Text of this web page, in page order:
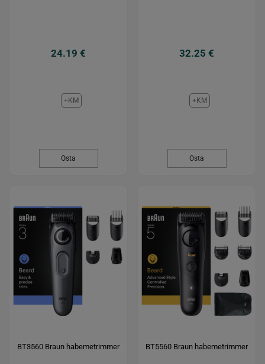
24.19 €
+KM
Osta
32.25 €
+KM
Osta
BT3560 Braun habemetrimmer BT5560 Braun habemetrimmer